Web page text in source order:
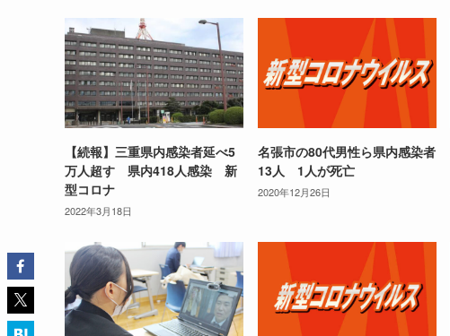
【続報】三重県内感染者延べ5
万人超す 県内418人感染 新
型コロナ
2022年3月18日
名張市の80代男性ら県内感染者
13人 1人が死亡
2020年12月26日